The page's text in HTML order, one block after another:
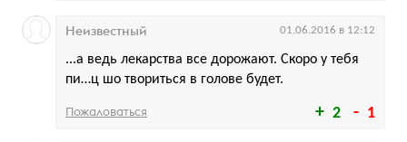
2 1
...а ведь лекарства все дорожают. Скоро у тебя
пи…ц шо твориться в голове будет.
Неизвестный 01.06.2016 в 12:12
Пожаловаться